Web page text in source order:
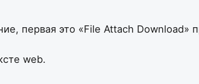
первая это «File Attach Download»
web.